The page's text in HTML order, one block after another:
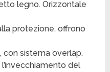
legno. Orizzontale
protezione, offrono
con sistema overlap.
del